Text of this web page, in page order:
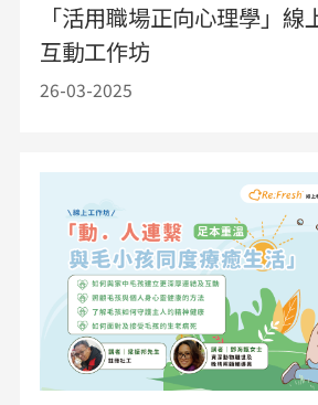
「活用職場正向心理學」線
互動工作坊
26-03-2025